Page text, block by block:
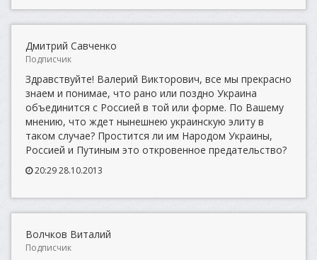
Дмитрий Савченко
Подписчик
Здравствуйте! Валерий Викторович, все мы прекрасно
знаем и понимае, что рано или поздно Украина
объединится с Россией в той или форме. По Вашему
мнению, что ждет нынешнею украинскую элиту в
таком случае? Простится ли им Народом Украины,
Россией и Путиным это откровенное предательство?
20:29 28.10.2013
Волчков Виталий
Подписчик